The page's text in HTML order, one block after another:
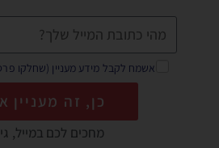
אשמח לקבל מידע מעניין (שחלקו
כן, זה מעניין
מחכים לכם במייל,